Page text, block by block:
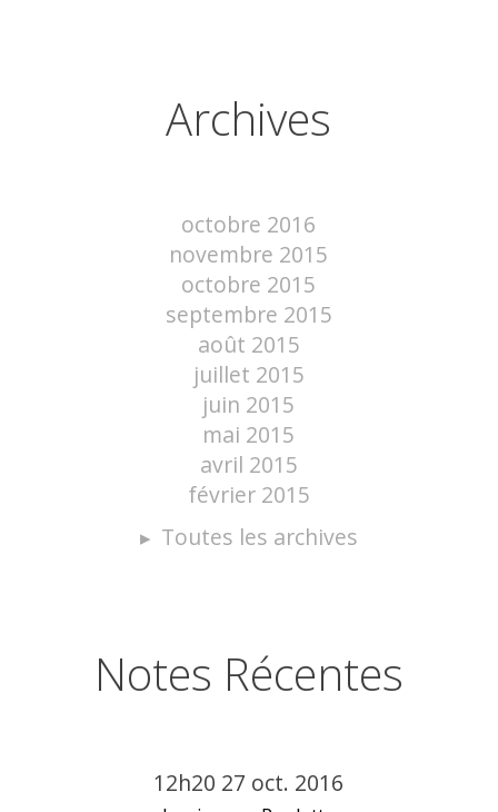
Archives
octobre 2016
novembre 2015
octobre 2015
septembre 2015
août 2015
juillet 2015
juin 2015
mai 2015
avril 2015
février 2015
Toutes les archives
Notes Récentes
12h20 27 oct. 2016